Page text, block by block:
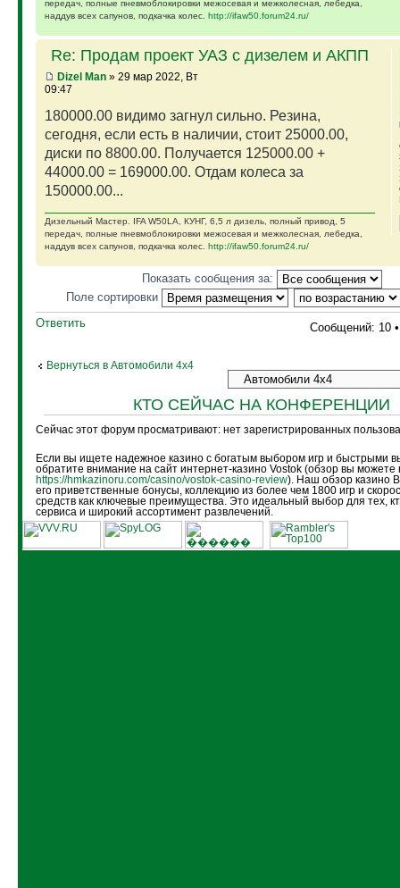
передач, полные пневмоблокировки межосевая и межколесная, лебедка,
наддув всех сапунов, подкачка колес. http://ifaw50.forum24.ru/
Re: Продам проект УАЗ с дизелем и АКПП
Dizel Man» 29 мар 2022, Вт
09:47
180000.00 видимо загнул сильно. Резина,
сегодня, если есть в наличии, стоит 25000.00,
диски по 8800.00. Получается 125000.00 +
44000.00 = 169000.00. Отдам колеса за
150000.00...
Дизельный Мастер. IFA W50LA, КУНГ, 6,5 л дизель, полный привод, 5
передач, полные пневмоблокировки межосевая и межколесная, лебедка,
наддув всех сапунов, подкачка колес. http://ifaw50.forum24.ru/
Показать сообщения за:
Поле сортировки
Ответить
Сообщений: 10
Вернуться в Автомобили 4х4
КТО СЕЙЧАС НА КОНФЕРЕНЦИИ
Сейчас этот форум просматривают: нет зарегистрированных
Если вы ищете надежное казино с богатым выбором игр и быстрыми
обратите внимание на сайт интернет-казино Vostok (обзор вы можете
https://hmkazinoru.com/casino/vostok-casino-review). Наш обзор казино
его приветственные бонусы, коллекцию из более чем 1800 игр и
средств как ключевые преимущества. Это идеальный выбор для тех,
сервиса и широкий ассортимент развлечений.